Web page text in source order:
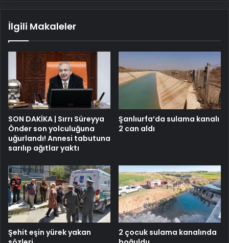
İlgili Makaleler
SON DAKİKA | Sırrı Süreyya
Önder son yolculuğuna
uğurlandı! Annesi tabutuna
sarılıp ağıtlar yaktı
Şanlıurfa’da sulama kanalı
2 can aldı
Şehit eşin yürek yakan
2 çocuk sulama kanalında